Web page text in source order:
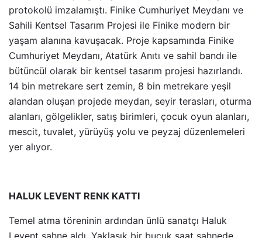
protokolü imzalamıştı. Finike Cumhuriyet Meydanı ve
Sahili Kentsel Tasarım Projesi ile Finike modern bir
yaşam alanına kavuşacak. Proje kapsamında Finike
Cumhuriyet Meydanı, Atatürk Anıtı ve sahil bandı ile
bütüncül olarak bir kentsel tasarım projesi hazırlandı.
14 bin metrekare sert zemin, 8 bin metrekare yeşil
alandan oluşan projede meydan, seyir terasları, oturma
alanları, gölgelikler, satış birimleri, çocuk oyun alanları,
mescit, tuvalet, yürüyüş yolu ve peyzaj düzenlemeleri
yer alıyor.
HALUK LEVENT RENK KATTI
Temel atma töreninin ardından ünlü sanatçı Haluk
Levent sahne aldı. Yaklaşık bir buçuk saat sahnede